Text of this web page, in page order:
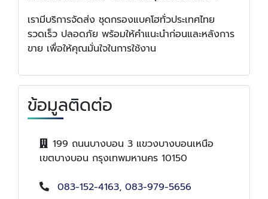
เรามีบริการจัดส่ง ชุดกรองแบคโฮทั่วประเทศไทย
รวดเร็ว ปลอดภัย พร้อมให้คำแนะนำก่อนและหลังการ
ขาย เพื่อให้คุณมั่นใจในการใช้งาน
ข้อมูลติดต่อ
199 ถนนบางบอน 3 แขวงบางบอนเหนือ
เขตบางบอน กรุงเทพมหานคร 10150
083-152-4163, 083-979-5656